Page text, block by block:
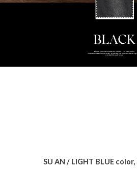
SU AN / LIGHT BLUE color,